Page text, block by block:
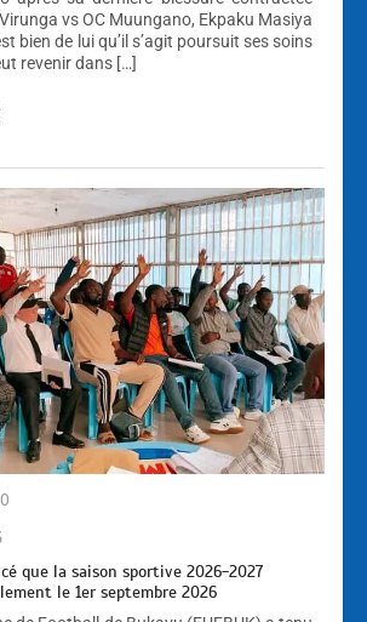
vs OC Muungano, Ekpaku Masiya
bien de lui qu’il s’agit poursuit ses soins
revenir dans […]
que la saison sportive 2026-2027
le 1er septembre 2026